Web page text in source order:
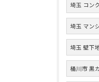
埼玉 コン
埼玉 マン
埼玉 壁下
桶川市 黒